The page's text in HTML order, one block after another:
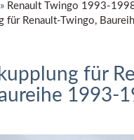
» Renault Twingo 1993-
für Renault-Twingo,
für
1993-